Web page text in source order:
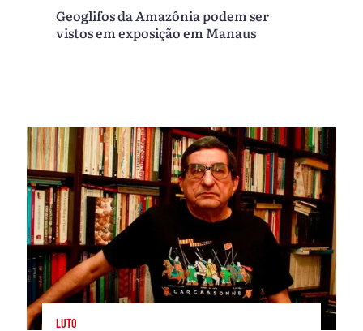
Geoglifos da Amazônia podem ser
vistos em exposição em Manaus
LUTO